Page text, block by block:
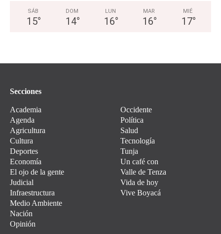
SÁB
15°
DOM
14°
LUN
16°
MAR
16°
MIÉ
17°
Secciones
Academia
Agenda
Agricultura
Cultura
Deportes
Economía
El ojo de la gente
Judicial
Infraestructura
Medio Ambiente
Nación
Opinión
Occidente
Política
Salud
Tecnología
Tunja
Un café con
Valle de Tenza
Vida de hoy
Vive Boyacá